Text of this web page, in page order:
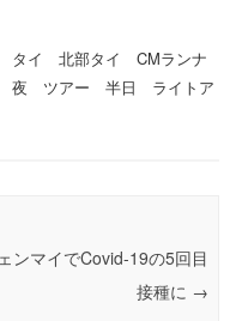
タイ 北部タイ CMランナ
夜 ツアー 半日 ライトア
ンマイでCovid-19の5回目
接種に →